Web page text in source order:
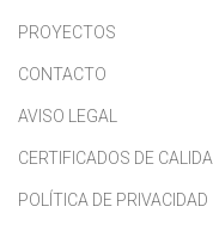
PROYECTOS
CONTACTO
AVISO LEGAL
CERTIFICADOS DE
POLÍTICA DE PRIVACIDAD